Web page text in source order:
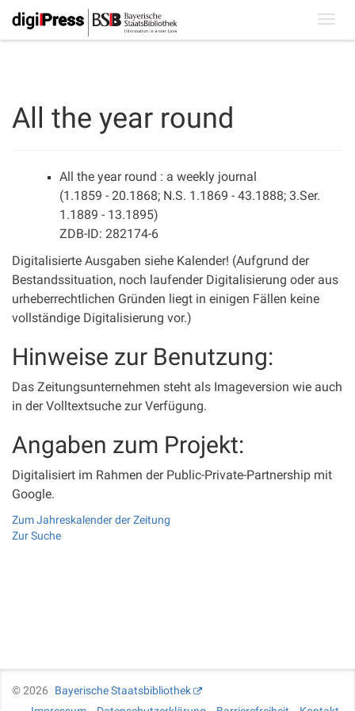
All the year round
All the year round : a weekly journal
(1.1859 - 20.1868; N.S. 1.1869 - 43.1888; 3.Ser.
1.1889 - 13.1895)
ZDB-ID: 282174-6
Digitalisierte Ausgaben siehe Kalender! (Aufgrund der
Bestandssituation, noch laufender Digitalisierung oder aus
urheberrechtlichen Gründen liegt in einigen Fällen keine
vollständige Digitalisierung vor.)
Hinweise zur Benutzung:
Das Zeitungsunternehmen steht als Imageversion wie auch
in der Volltextsuche zur Verfügung.
Angaben zum Projekt:
Digitalisiert im Rahmen der Public-Private-Partnership mit
Google.
Zum Jahreskalender der Zeitung
Zur Suche
©2026
Bayerische Staatsbibliothek